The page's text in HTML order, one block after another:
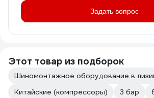
Задать вопрос
Этот товар из подборок
Шиномонтажное оборудование в
Китайские (компрессоры)
3 бар